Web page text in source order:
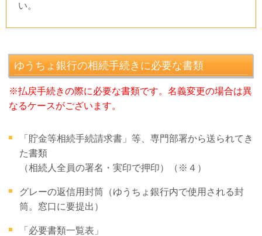
い。
ゆうちょ銀行の相続手続きに必要な書類
※払戻手続きの際に必要な書類です。名義変更の場合は異
なるケースがございます。
「貯金等相続手続請求書」等、専門部署から送られてき
た書類
（相続人全員の署名・実印で押印）（※４）
グレーの返信用封筒（ゆうちょ銀行内で使用される封
筒。窓口に要提出）
「必要書類一覧表」